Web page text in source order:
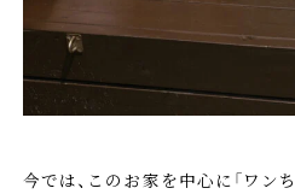
今では、このお家を中心に「ワン